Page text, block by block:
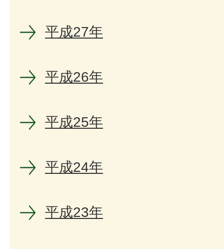
平成27年
平成26年
平成25年
平成24年
平成23年